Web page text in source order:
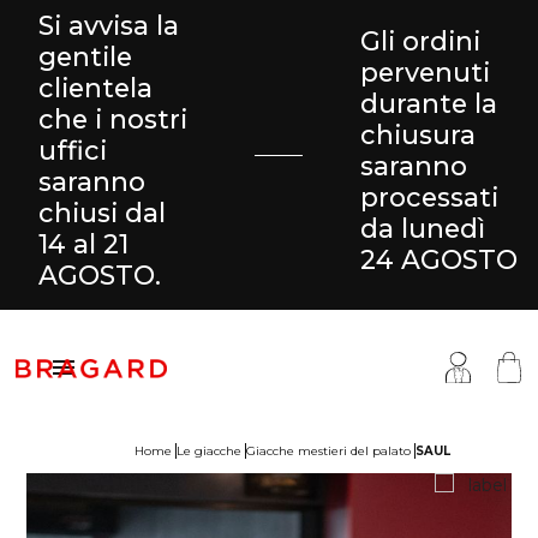
Si avvisa la
gentile
clientela
che i nostri
uffici
saranno
chiusi dal
14 al 21
AGOSTO.
Gli ordini
pervenuti
durante la
chiusura
saranno
processati
da lunedì
24 AGOSTO

& Gonne
Home Le giacche Giacche mestieri del palato SAUL